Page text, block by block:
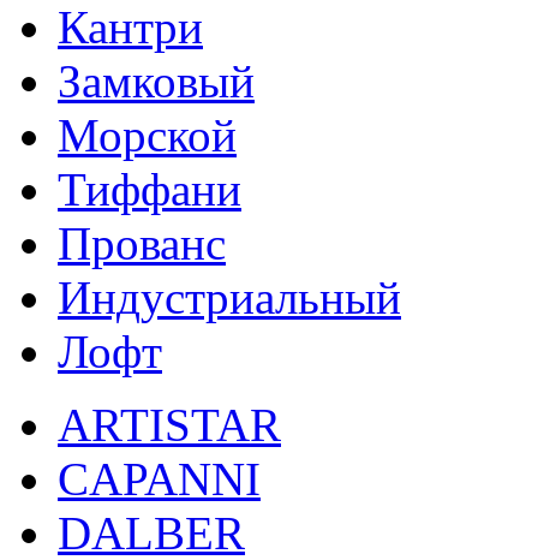
Кантри
Замковый
Морской
Тиффани
Прованс
Индустриальный
Лофт
ARTISTAR
CAPANNI
DALBER